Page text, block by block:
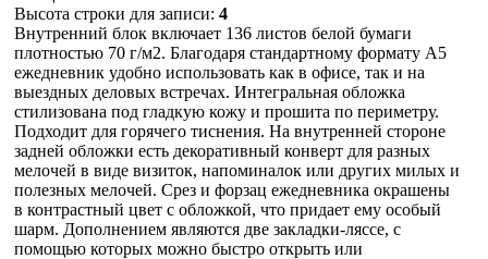
Высота строки для записи: 4
Внутренний блок включает 136 листов белой бумаги
плотностью 70 г/м2. Благодаря стандартному формату А5
ежедневник удобно использовать как в офисе, так и на
выездных деловых встречах. Интегральная обложка
стилизована под гладкую кожу и прошита по периметру.
Подходит для горячего тиснения. На внутренней стороне
задней обложки есть декоративный конверт для разных
мелочей в виде визиток, напоминалок или других милых и
полезных мелочей. Срез и форзац ежедневника окрашены
в контрастный цвет с обложкой, что придает ему особый
шарм. Дополнением являются две закладки-ляссе, с
помощью которых можно быстро открыть или